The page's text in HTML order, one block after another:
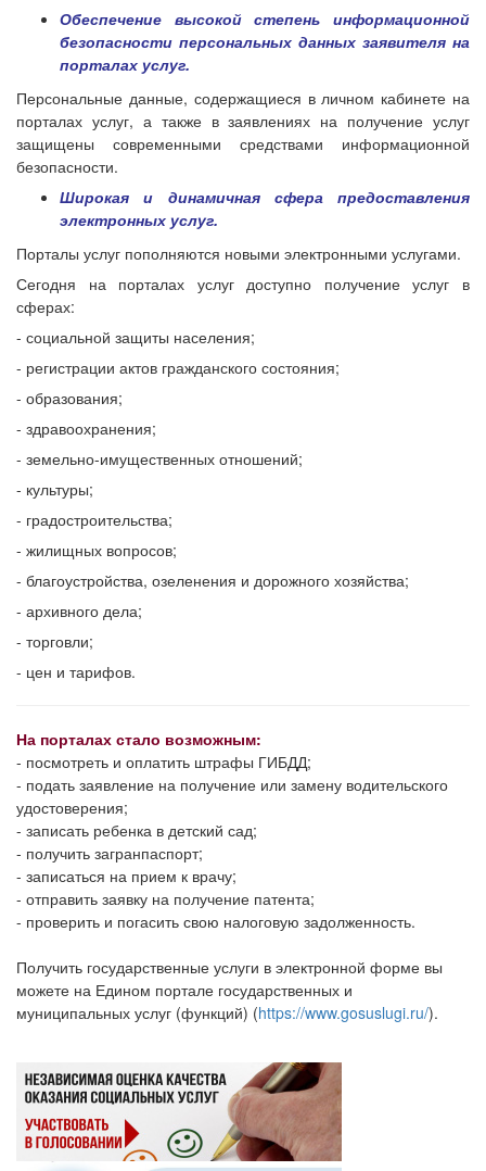
Обеспечение высокой степень информационной
безопасности персональных данных заявителя на
порталах услуг.
Персональные данные, содержащиеся в личном кабинете на
порталах услуг, а также в заявлениях на получение услуг
защищены современными средствами информационной
безопасности.
Широкая и динамичная сфера предоставления
электронных услуг.
Порталы услуг пополняются новыми электронными услугами.
Сегодня на порталах услуг доступно получение услуг в
сферах:
- социальной защиты населения;
- регистрации актов гражданского состояния;
- образования;
- здравоохранения;
- земельно-имущественных отношений;
- культуры;
- градостроительства;
- жилищных вопросов;
- благоустройства, озеленения и дорожного хозяйства;
- архивного дела;
- торговли;
- цен и тарифов.
На порталах стало возможным:
- посмотреть и оплатить штрафы ГИБДД;
- подать заявление на получение или замену водительского
удостоверения;
- записать ребенка в детский сад;
- получить загранпаспорт;
- записаться на прием к врачу;
- отправить заявку на получение патента;
- проверить и погасить свою налоговую задолженность.
Получить государственные услуги в электронной форме вы
можете на Едином портале государственных и
муниципальных услуг (функций) (https://www.gosuslugi.ru/).